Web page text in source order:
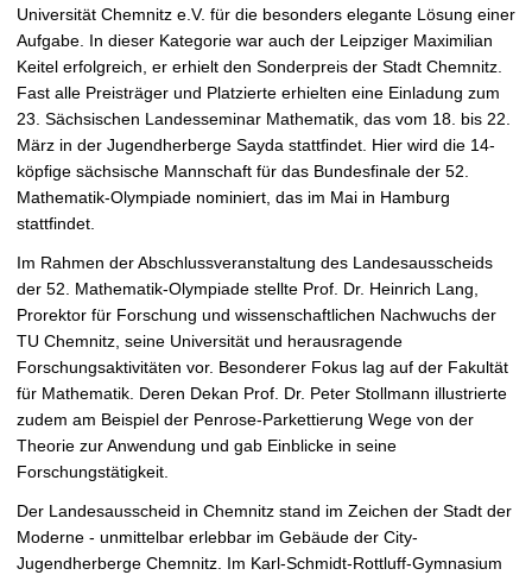
Universität Chemnitz e.V. für die besonders elegante Lösung einer
Aufgabe. In dieser Kategorie war auch der Leipziger Maximilian
Keitel erfolgreich, er erhielt den Sonderpreis der Stadt Chemnitz.
Fast alle Preisträger und Platzierte erhielten eine Einladung zum
23. Sächsischen Landesseminar Mathematik, das vom 18. bis 22.
März in der Jugendherberge Sayda stattfindet. Hier wird die 14-
köpfige sächsische Mannschaft für das Bundesfinale der 52.
Mathematik-Olympiade nominiert, das im Mai in Hamburg
stattfindet.
Im Rahmen der Abschlussveranstaltung des Landesausscheids
der 52. Mathematik-Olympiade stellte Prof. Dr. Heinrich Lang,
Prorektor für Forschung und wissenschaftlichen Nachwuchs der
TU Chemnitz, seine Universität und herausragende
Forschungsaktivitäten vor. Besonderer Fokus lag auf der Fakultät
für Mathematik. Deren Dekan Prof. Dr. Peter Stollmann illustrierte
zudem am Beispiel der Penrose-Parkettierung Wege von der
Theorie zur Anwendung und gab Einblicke in seine
Forschungstätigkeit.
Der Landesausscheid in Chemnitz stand im Zeichen der Stadt der
Moderne - unmittelbar erlebbar im Gebäude der City-
Jugendherberge Chemnitz. Im Karl-Schmidt-Rottluff-Gymnasium